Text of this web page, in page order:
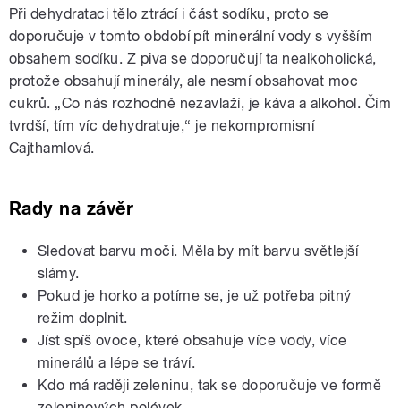
Při dehydrataci tělo ztrácí i část sodíku, proto se
doporučuje v tomto období pít minerální vody s vyšším
obsahem sodíku. Z piva se doporučují ta nealkoholická,
protože obsahují minerály, ale nesmí obsahovat moc
cukrů. „Co nás rozhodně nezavlaží, je káva a alkohol. Čím
tvrdší, tím víc dehydratuje,“ je nekompromisní
Cajthamlová.
Rady na závěr
Sledovat barvu moči. Měla by mít barvu světlejší
slámy.
Pokud je horko a potíme se, je už potřeba pitný
režim doplnit.
Jíst spíš ovoce, které obsahuje více vody, více
minerálů a lépe se tráví.
Kdo má raději zeleninu, tak se doporučuje ve formě